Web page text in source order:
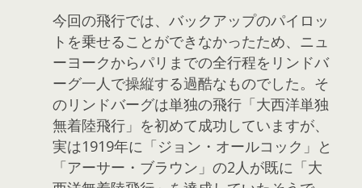
今回の飛行では、バックアップのパイロッ
トを乗せることができなかったため、ニュ
ーヨークからパリまでの全行程をリンドバ
ーグ一人で操縦する過酷なものでした。そ
のリンドバーグは単独の飛行「大西洋単独
無着陸飛行」を初めて成功していますが、
実は1919年に「ジョン・オールコック」と
「アーサー・ブラウン」の2人が既に「大